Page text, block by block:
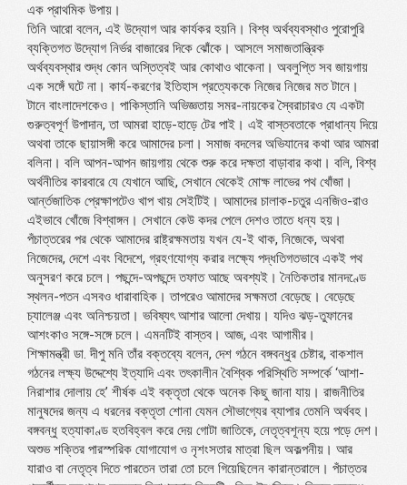
এক প্রাথমিক উপায়।
তিনি আরো বলেন, এই উদ্যোগ আর কার্যকর হয়নি। বিশ্ব অর্থব্যবস্থাও পুরোপুরি
ব্যক্তিগত উদ্যোগ নির্ভর বাজারের দিকে ঝোঁকে। আসলে সমাজতান্ত্রিক
অর্থব্যবস্থার শুদ্ধ কোন অস্তিত্বই আর কোথাও থাকেনা। অবলুপ্তি সব জায়গায়
এক সঙ্গেঁ ঘটে না। কার্য-করণের ইতিহাস প্রত্যেককে নিজের নিজের মত টানে।
টানে বাংলাদেশকেও। পাকিস্তানি অভিজ্ঞতায় সমর-নায়কের স্বৈরাচারও যে একটা
গুরুত্বপূর্ণ উপাদান, তা আমরা হাড়ে-হাড়ে টের পাই। এই বাস্তবতাকে প্রাধান্য দিয়ে
অথবা তাকে ছায়াসঙ্গী করে আমাদের চলা। সমাজ বদলের অভিযানের কথা আর আমরা
বলিনা। বলি আপন-আপন জায়গায় থেকে শুরু করে দক্ষতা বাড়াবার কথা। বলি, বিশ্ব
অর্থনীতির কারবারে যে যেখানে আছি, সেখানে থেকেই মোক্ষ লাভের পথ খোঁজা।
আর্ন্তজাতিক প্রেক্ষাপটেও খাপ খায় সেইটিই। আমাদের চালাক-চতুর এনজিও-রাও
এইভাবে খোঁজে বিশ্বাঙ্গন। সেখানে কেউ কদর পেলে দেশও তাতে ধন্য হয়।
পঁচাত্তরের পর থেকে আমাদের রাষ্ট্রক্ষমতায় যখন যে-ই থাক, নিজেকে, অথবা
নিজেদের, দেশে এবং বিদেশে, গ্রহণযোগ্য করার লক্ষ্যে পদ্ধতিগতভাবে একই পথ
অনুসরণ করে চলে। পছন্দে-অপছন্দে তফাত আছে অবশ্যই। নৈতিকতার মানদণ্ডে
স্থলন-পতন এসবও ধারাবাহিক। তাপরেও আমাদের সক্ষমতা বেড়েছে। বেড়েছে
চ্যালেঞ্জ এবং অনিশ্চয়তা। ভবিষ্যৎ আশার আলো দেখায়। যদিও ঝড়-তুফানের
আশংকাও সঙ্গে-সঙ্গে চলে। এমনটিই বাস্তব। আজ, এবং আগামীর।
শিক্ষামন্ত্রী ডা. দীপু মনি তাঁর বক্তব্যে বলেন, দেশ গঠনে বঙ্গবন্ধুর চেষ্টার, বাকশাল
গঠনের লক্ষ্য উদ্দেশ্যে ইত্যাদি এবং তৎকালীন বৈশ্বিক পরিস্থিতি সম্পর্কে ‘আশা-
নিরাশার দোলায় হে’ শীর্ষক এই বক্তৃতা থেকে অনেক কিছু জানা যায়। রাজনীতির
মানুষদের জন্য এ ধরনের বক্তৃতা শোনা যেমন সৌভাগ্যের ব্যাপার তেমনি অর্থবহ।
বঙ্গবন্ধু হত্যাকাণ্ড হতবিহ্বল করে দেয় গোটা জাতিকে, নেতৃত্বশূন্য হয়ে পড়ে দেশ।
অশুভ শক্তির পারস্পরিক যোগাযোগ ও নৃশংসতার মাত্রা ছিল অকল্পনীয়। আর
যারাও বা নেতৃত্ব দিতে পারতেন তারা তো চলে গিয়েছিলেন কারান্তরালে। পঁচাত্তর